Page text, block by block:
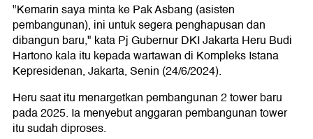
"Kemarin saya minta ke Pak Asbang (asisten
pembangunan), ini untuk segera penghapusan dan
dibangun baru," kata Pj Gubernur DKI Jakarta Heru Budi
Hartono kala itu kepada wartawan di Kompleks Istana
Kepresidenan, Jakarta, Senin (24/6/2024).
Heru saat itu menargetkan pembangunan 2 tower baru
pada 2025. Ia menyebut anggaran pembangunan tower
itu sudah diproses.